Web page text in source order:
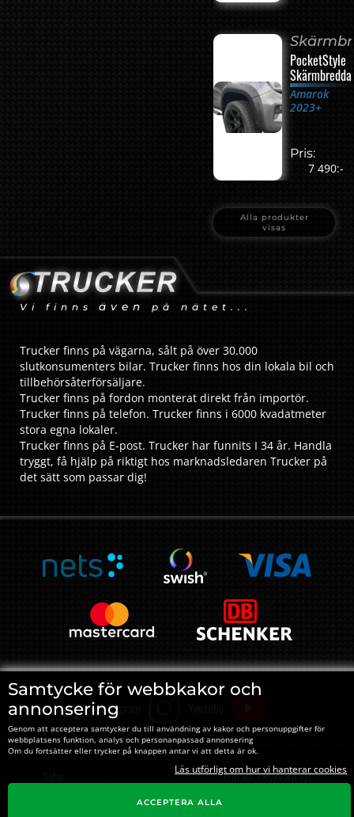
Samtycke för webbkakor och
annonsering
Genom att acceptera samtycker du till användning av kakor och personuppgifter för
webbplatsens funktion, analys och personanpassad annonsering
Om du fortsätter eller trycker på knappen antar vi att detta är ok.
Läs utförligt om hur vi hanterar cookies
ACCEPTERA ALLA
PocketStyle
Amarok
2023+
Pris:
7 490:-
Alla produkter
visas
Vi finns även på nätet...
Trucker finns på vägarna, sålt på över 30.000
slutkonsumenters bilar. Trucker finns hos din lokala bil och
tillbehörsåterförsäljare.
Trucker finns på fordon monterat direkt från importör.
Trucker finns på telefon. Trucker finns i 6000 kvadatmeter
stora egna lokaler.
Trucker finns på E-post. Trucker har funnits I 34 år. Handla
tryggt, få hjälp på riktigt hos marknadsledaren Trucker på
det sätt som passar dig!
Instagram
Hitta till Trucker
Trucker i Nykvarn AB